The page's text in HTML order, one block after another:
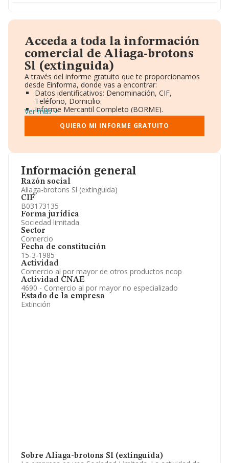
Información general
Razón social
Aliaga-brotons Sl (extinguida)
CIF
B03173135
Forma jurídica
Sociedad limitada
Sector
Comercio
Fecha de constitución
15-3-1985
Actividad
Comercio al por mayor de otros productos ncop
Actividad CNAE
4690 - Comercio al por mayor no especializado
Estado de la empresa
Extinción
Sobre Aliaga-brotons Sl (extinguida)
Acceda a toda la información
comercial de Aliaga-brotons
Sl (extinguida)
A través del informe gratuito que te proporcionamos
desde Einforma, donde vas a encontrar:
Datos identificativos: Denominación, CIF,
Teléfono, Domicilio.
Informe Mercantil Completo (BORME).
Gráficos de Evolución Ventas y Empleados.
Consejo de Administración y Administradores.
Directivos y Ejecutivos.
Información oficial y registral complementaria.
Ver más
QUIERO MI INFORME GRATUITO